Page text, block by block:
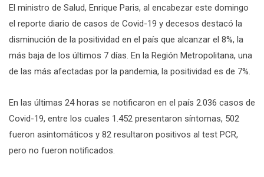
El ministro de Salud, Enrique Paris, al encabezar este domingo
el reporte diario de casos de Covid-19 y decesos destacó la
disminución de la positividad en el país que alcanzar el 8%, la
más baja de los últimos 7 días. En la Región Metropolitana, una
de las más afectadas por la pandemia, la positividad es de 7%.
En las últimas 24 horas se notificaron en el país 2.036 casos de
Covid-19, entre los cuales 1.452 presentaron síntomas, 502
fueron asintomáticos y 82 resultaron positivos al test PCR,
pero no fueron notificados.